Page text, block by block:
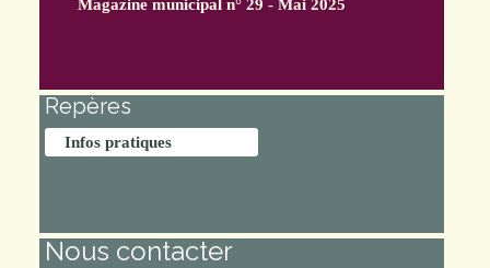
Magazine municipal n° 29 - Mai 2025
Repères
Infos pratiques
Nous contacter